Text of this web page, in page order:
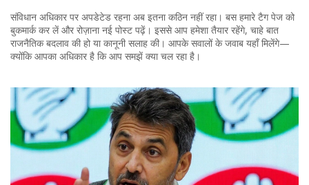
संविधान अधिकार पर अपडेटेड रहना अब इतना कठिन नहीं रहा। बस हमारे टैग पेज को
बुकमार्क कर लें और रोज़ाना नई पोस्ट पढ़ें। इससे आप हमेशा तैयार रहेंगे, चाहे बात
राजनैतिक बदलाव की हो या कानूनी सलाह की। आपके सवालों के जवाब यहाँ मिलेंगे—
क्योंकि आपका अधिकार है कि आप समझें क्या चल रहा है।